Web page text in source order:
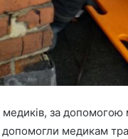
медиків, за
допомогли медикам